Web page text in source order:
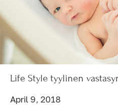
Life Style tyylinen
April 9, 2018